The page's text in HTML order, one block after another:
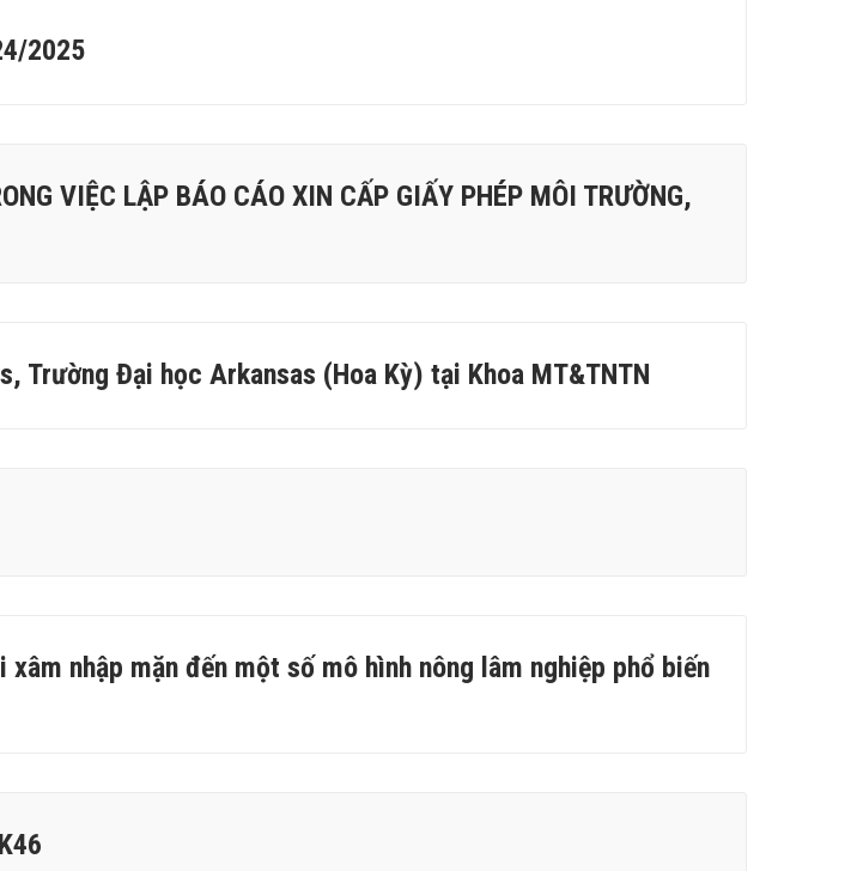
2025
VIỆC LẬP BÁO CÁO XIN CẤP GIẤY PHÉP MÔI TRƯỜNG,
Trường Đại học Arkansas (Hoa Kỳ) tại Khoa MT&TNTN
nhập mặn đến một số mô hình nông lâm nghiệp phổ biến